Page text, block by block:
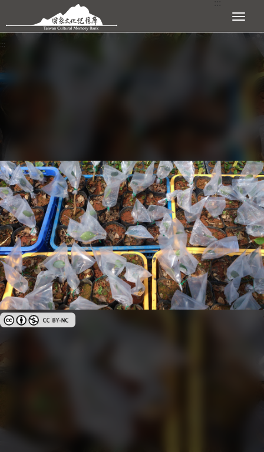
跳到主要內容區塊 展開選單
:::
創用CC姓名標示-非商業性 3.0 台灣及其後版本(CC BY-NC 3.0 TW +)